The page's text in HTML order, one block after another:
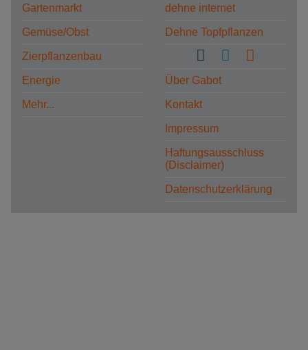
Gartenmarkt
Gemüse/Obst
Zierpflanzenbau
Energie
Mehr...
dehne internet
Dehne Topfpflanzen
Über Gabot
Kontakt
Impressum
Haftungsausschluss
(Disclaimer)
Datenschutzerklärung